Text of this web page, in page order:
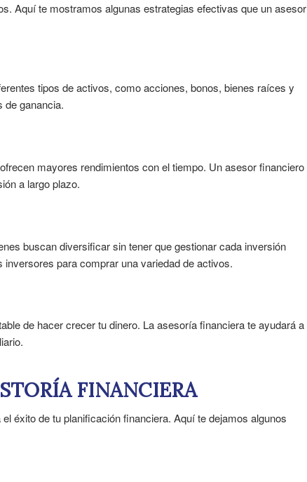
Aquí te mostramos algunas estrategias efectivas que un asesor
tipos de activos, como acciones, bonos, bienes raíces y
de ganancia.
mayores rendimientos con el tiempo. Un asesor financiero
a largo plazo.
buscan diversificar sin tener que gestionar cada inversión
para comprar una variedad de activos.
de hacer crecer tu dinero. La asesoría financiera te ayudará a
FINANCIERA
éxito de tu planificación financiera. Aquí te dejamos algunos